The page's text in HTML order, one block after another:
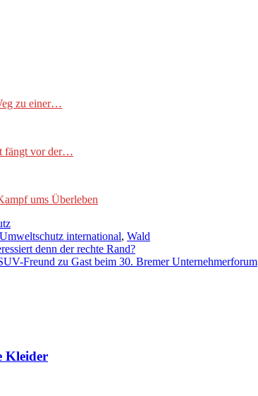
zu einer…
fängt vor der…
ums Überleben
Umweltschutz international, Wald
denn der rechte Rand?
Freund zu Gast beim 30. Bremer Unternehmerforum
Kleider